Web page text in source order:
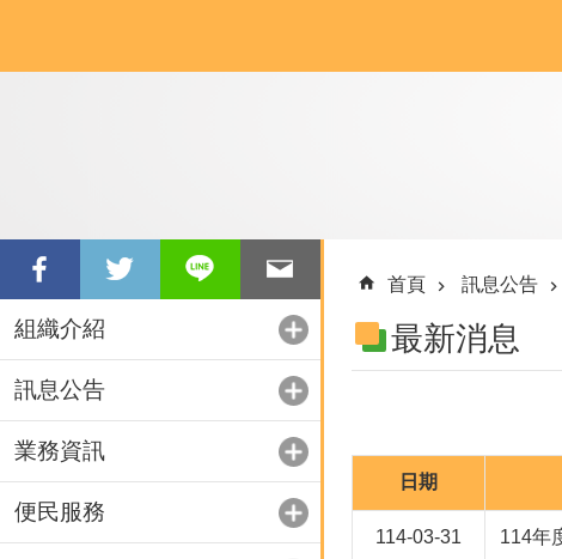
組織介紹
訊息公告
業務資訊
便民服務
首頁 訊息公告
最新消息
日期
114-03-31 114年